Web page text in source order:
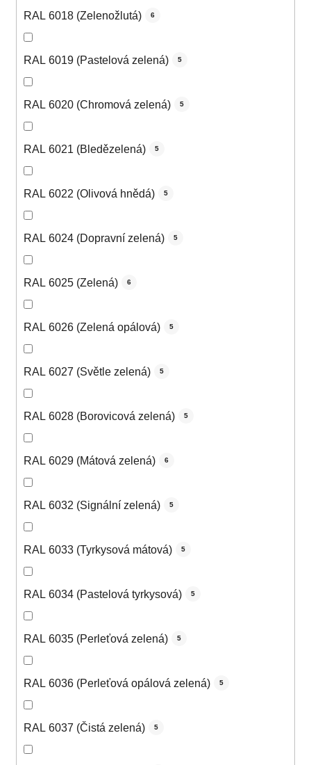
RAL 6018 (Zelenožlutá) 6
RAL 6019 (Pastelová zelená) 5
RAL 6020 (Chromová zelená) 5
RAL 6021 (Bledězelená) 5
RAL 6022 (Olivová hnědá) 5
RAL 6024 (Dopravní zelená) 5
RAL 6025 (Zelená) 6
RAL 6026 (Zelená opálová) 5
RAL 6027 (Světle zelená) 5
RAL 6028 (Borovicová zelená) 5
RAL 6029 (Mátová zelená) 6
RAL 6032 (Signální zelená) 5
RAL 6033 (Tyrkysová mátová) 5
RAL 6034 (Pastelová tyrkysová) 5
RAL 6035 (Perleťová zelená) 5
RAL 6036 (Perleťová opálová zelená) 5
RAL 6037 (Čistá zelená) 5